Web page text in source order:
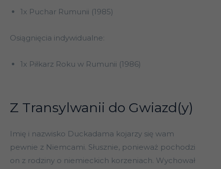
1x Puchar Rumunii (1985)
Osiągnięcia indywidualne:
1x Piłkarz Roku w Rumunii (1986)
Z Transylwanii do Gwiazd(y)
Imię i nazwisko Duckadama kojarzy się wam
pewnie z Niemcami. Słusznie, ponieważ pochodzi
on z rodziny o niemieckich korzeniach. Wychował